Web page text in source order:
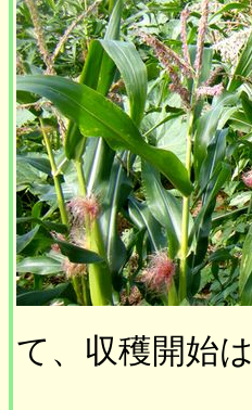
て、収穫開始